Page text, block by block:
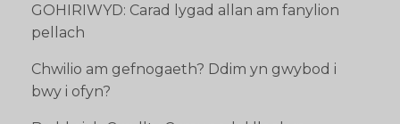
GOHIRIWYD: Carad lygad allan am fanylion
pellach
Chwilio am gefnogaeth? Ddim yn gwybod i
bwy i ofyn?